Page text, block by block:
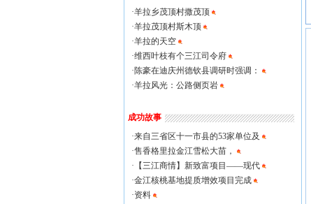
·羊拉乡茂顶村撒茂顶
·羊拉茂顶村斯木顶
·羊拉的天空
·维西叶枝有个三江司令府
·陈豪在迪庆州德钦县调研时强调：
·羊拉风光：公路侧页岩
成功故事
·来自三省区十一市县的53家单位及
·售香格里拉金江雪松大苗，
· 【三江商情】新致富项目——现代
·金江核桃基地提质增效项目完成
·资料